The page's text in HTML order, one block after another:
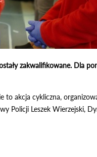
zakwalifikowane. Dla
to akcja cykliczna,
Policji Leszek Wierzejski,